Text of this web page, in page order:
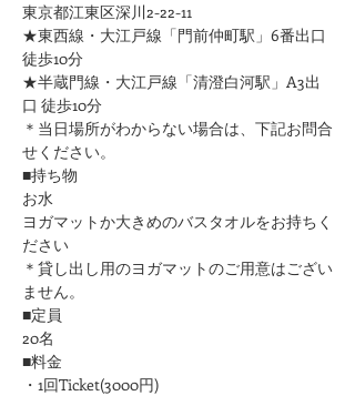
東京都江東区深川2-22-11
★東西線・大江戸線「門前仲町駅」6番出口
徒歩10分
★半蔵門線・大江戸線「清澄白河駅」A3出
口 徒歩10分
＊当日場所がわからない場合は、下記お問合
せください。
■持ち物
お水
ヨガマットか大きめのバスタオルをお持ちく
ださい
＊貸し出し用のヨガマットのご用意はござい
ません。
■定員
20名
■料金
・1回Ticket(3000円)